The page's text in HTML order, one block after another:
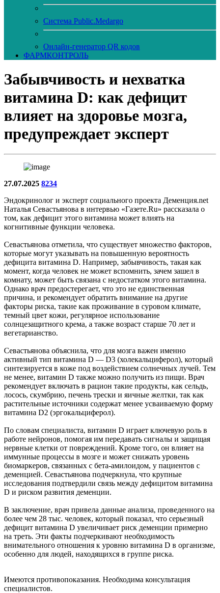
Система Public.Medargo
Онлайн-генератор QR кодов
ФАРМКОНТРОЛЬ
Забывчивость и нехватка
витамина D: как дефицит
влияет на здоровье мозга,
предупреждает эксперт
27.07.2025 8234
Эндокринолог и эксперт социального проекта Деменция.net
Наталья Севастьянова в интервью «Газете.Ru» рассказала о
том, как дефицит этого витамина может влиять на
когнитивные функции человека.
Севастьянова отметила, что существует множество факторов,
которые могут указывать на повышенную вероятность
дефицита витамина D. Например, забывчивость, такая как
момент, когда человек не может вспомнить, зачем зашел в
комнату, может быть связана с недостатком этого витамина.
Однако врач предостерегает, что это не единственная
причина, и рекомендует обратить внимание на другие
факторы риска, такие как проживание в суровом климате,
темный цвет кожи, регулярное использование
солнцезащитного крема, а также возраст старше 70 лет и
вегетарианство.
Севастьянова объяснила, что для мозга важен именно
активный тип витамина D — D3 (холекальциферол), который
синтезируется в коже под воздействием солнечных лучей. Тем
не менее, витамин D также можно получить из пищи. Врач
рекомендует включать в рацион такие продукты, как сельдь,
лосось, скумбрию, печень трески и яичные желтки, так как
растительные источники содержат менее усваиваемую форму
витамина D2 (эргокальциферол).
По словам специалиста, витамин D играет ключевую роль в
работе нейронов, помогая им передавать сигналы и защищая
нервные клетки от повреждений. Кроме того, он влияет на
иммунные процессы в мозге и может снижать уровень
биомаркеров, связанных с бета-амилоидом, у пациентов с
деменцией. Севастьянова подчеркнула, что крупные
исследования подтвердили связь между дефицитом витамина
D и риском развития деменции.
В заключение, врач привела данные анализа, проведенного на
более чем 28 тыс. человек, который показал, что серьезный
дефицит витамина D увеличивает риск деменции примерно
на треть. Эти факты подчеркивают необходимость
внимательного отношения к уровню витамина D в организме,
особенно для людей, находящихся в группе риска.
Имеются противопоказания. Необходима консультация
специалистов.